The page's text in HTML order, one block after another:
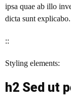
ipsa quae ab illo
dicta sunt explicabo.
::
Styling elements:
h2 Sed ut